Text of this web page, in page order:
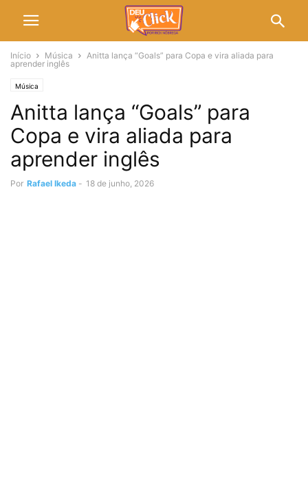
Início Música
Anitta lança “Goals” para Copa e vira aliada para
aprender inglês
Música
Anitta lança “Goals” para
Copa e vira aliada para
aprender inglês
Por Rafael Ikeda - 18 de junho, 2026